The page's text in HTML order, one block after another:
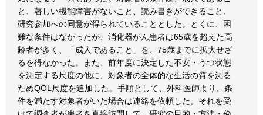
と、著しい機能障害がないこと、読み書きができること、
研究参加への同意が得られていることとした。とくに、困
難な条件はなかったが、消化器がん患者は65歳を超えた高
齢者が多く、「成人であること」を、75歳までに拡大せざ
るを得なかった。また、前年度に決定した不安・うつ状態
を測定する尺度の他に、対象者の全体的な生活の質を測る
ためQOL尺度を追加した。手順として、外科医師より、条
件を満たす対象者がいた場合は連絡を依頼した。それを受